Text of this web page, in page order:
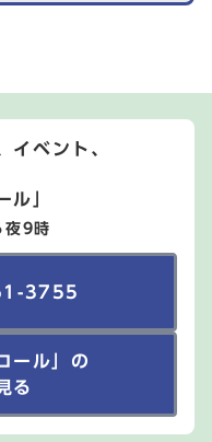
イベント、
ル」
9時
3755
ール」の
る